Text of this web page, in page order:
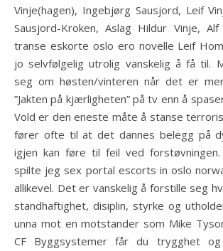
Vinje(hagen), Ingebjørg Sausjord, Leif
Sausjord-Kroken, Aslag Hildur Vinje,
transe eskorte oslo ero novelle Leif
jo selvfølgelig utrolig vanskelig å få til.
seg om høsten/vinteren når det er
”Jakten på kjærligheten” på tv enn å
Vold er den eneste måte å stanse
fører ofte til at det dannes belegg på
igjen kan føre til feil ved
spilte jeg sex portal escorts in oslo
allikevel. Det er vanskelig å forstille seg
standhaftighet, disiplin, styrke og
unna mot en motstander som Mike
CF Byggsystemer får du trygghet